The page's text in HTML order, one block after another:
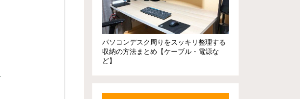
パソコンデスク周りをスッキリ整理する
収納の方法まとめ【ケーブル・電源な
ど】